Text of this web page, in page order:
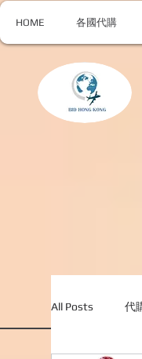
HOME 各國代購
All Posts 代